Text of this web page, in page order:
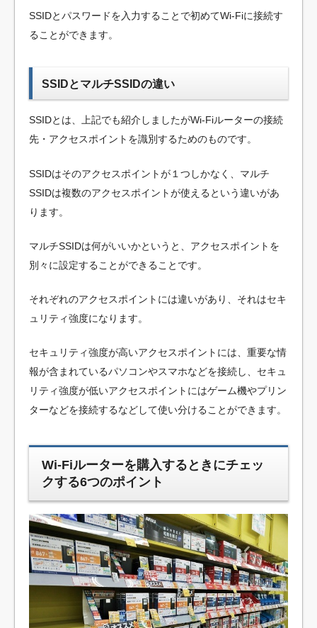
SSIDとパスワードを入力することで初めてWi-Fiに接続す
ることができます。
SSIDとマルチSSIDの違い
SSIDとは、上記でも紹介しましたがWi-Fiルーターの接続
先・アクセスポイントを識別するためのものです。
SSIDはそのアクセスポイントが１つしかなく、マルチ
SSIDは複数のアクセスポイントが使えるという違いがあ
ります。
マルチSSIDは何がいいかというと、アクセスポイントを
別々に設定することができることです。
それぞれのアクセスポイントには違いがあり、それはセキ
ュリティ強度になります。
セキュリティ強度が高いアクセスポイントには、重要な情
報が含まれているパソコンやスマホなどを接続し、セキュ
リティ強度が低いアクセスポイントにはゲーム機やプリン
ターなどを接続するなどして使い分けることができます。
Wi-Fiルーターを購入するときにチェッ
クする6つのポイント